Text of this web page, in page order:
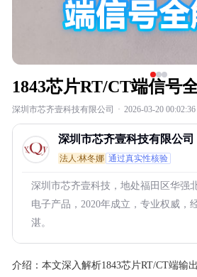
1843芯片RT/CT端信号
深圳市芯齐壹科技有限公司 · 2026-03-20 00:02:36
深圳市芯齐壹科技有限公司
法人:林冬娜 通过真实性核验
深圳市芯齐壹科技，地处福田区华强
电子产品，2020年成立，专业权威，
湛。
介绍： 本文深入解析1843芯片RT/CT端输